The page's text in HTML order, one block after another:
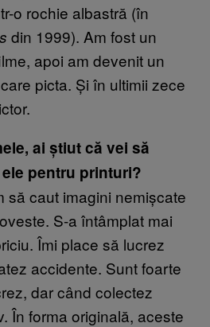
o rochie albastră (în
din 1999). Am fost un
apoi am devenit un
picta. Și în ultimii zece
ai știut că vei să
pentru printuri?
să caut imagini nemișcate
S-a întâmplat mai
Îmi place să lucrez
accidente. Sunt foarte
dar când colectez
În forma originală, aceste